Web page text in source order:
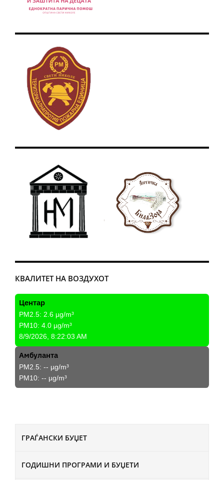
ГРАЃАНСКИ БУЏЕТ
ГОДИШНИ ПРОГРАМИ И БУЏЕТИ
КВАЛИТЕТ НА ВОЗДУХОТ
Центар
PM2.5: 2.6 µg/m³
PM10: 4.0 µg/m³
8/9/2026, 8:22:03 AM
Амбуланта
PM2.5: -- µg/m³
PM10: -- µg/m³